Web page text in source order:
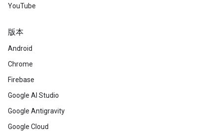
YouTube
版本
Android
Chrome
Firebase
Google AI Studio
Google Antigravity
Google Cloud